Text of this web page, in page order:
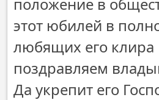
этот юбилей в
любящих его клира
поздравляем
Да укрепит его